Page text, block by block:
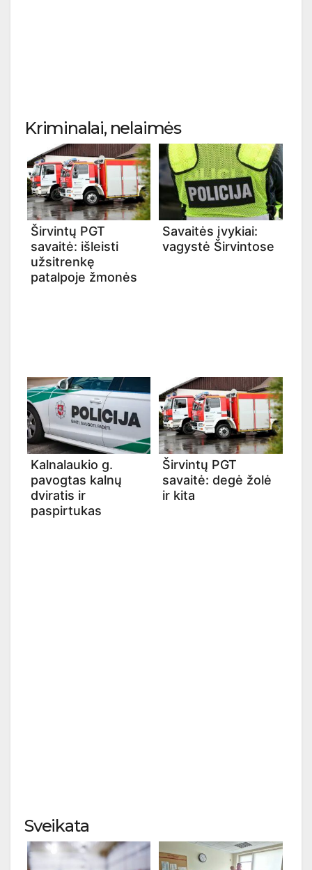
Kriminalai, nelaimės
Širvintų PGT
savaitė: išleisti
užsitrenkę
patalpoje žmonės
Savaitės įvykiai:
vagystė Širvintose
Kalnalaukio g.
pavogtas kalnų
dviratis ir
paspirtukas
Širvintų PGT
savaitė: degė žolė
ir kita
Sveikata